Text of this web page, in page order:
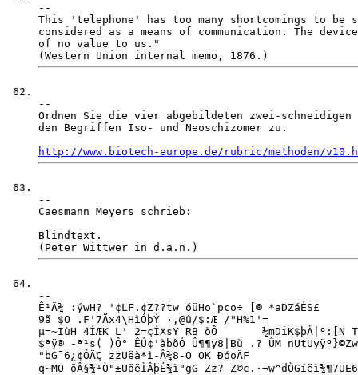
--
This 'telephone' has too many shortcomings to be
considered as a means of communication. The
of no value to us."
--
Ordnen Sie die vier abgebildeten zwei-
den Begriffen Iso- und Neoschizomer zu.
http://www.biotech-europe.de/rubric/methoden/
--
Caesmann Meyers schrieb:
Blindtext.
--
Ê¹Ä¾ :ýwH? '¢LF.¢Z??tw óüHo`pco÷ [® *aDZáÉS£
9ã $O .F'7Ãx4\HìÓþÝ ·,@û/$:Æ /"H%1'=
µ=~IùH 4ÍÆK L' 2=çÍXsY RB òÔ       ½mDiK$þÀ|º:[N
$ªÿ® -ª¹s( )Ô° ÊÚ¢'àbõÓ Û¶¶y8|Bù .? ÛM
"bG¯6¿¢ÓÄÇ zzUëà*ì-Â¾8-O OK ÐóoÄF
q~MO õÂ§¾¹Ò"±UõëÌÂþÉ¾ì"gG Zz?-